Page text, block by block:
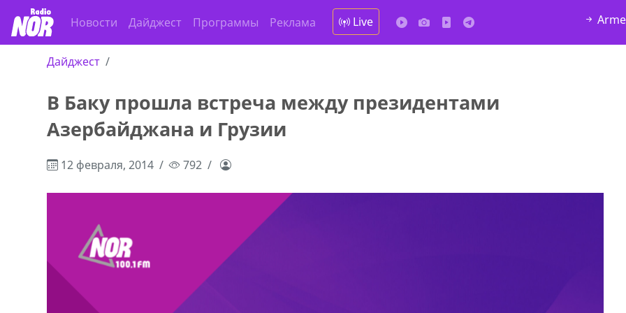
Новости Дайджест Программы Реклама Live
Дайджест
В Баку прошла встреча между президентами
Азербайджана и Грузии
12 февраля, 2014 792
30 57
Продается соль оптом и в розницу в
мешках, 500 22 47 42